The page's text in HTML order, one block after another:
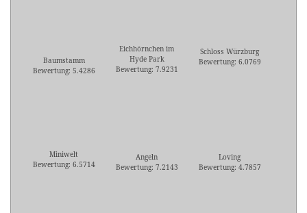
Baumstamm
Bewertung: 5.4286
Eichhörnchen im
Hyde Park
Bewertung: 7.9231
Schloss Würzburg
Bewertung: 6.0769
Miniwelt
Bewertung: 6.5714
Angeln
Bewertung: 7.2143
Loving
Bewertung: 4.7857